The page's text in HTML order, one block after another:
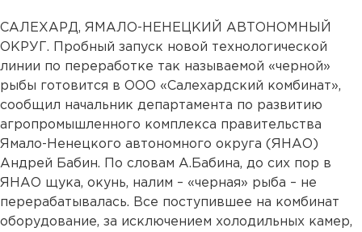
САЛЕХАРД, ЯМАЛО-НЕНЕЦКИЙ АВТОНОМНЫЙ
ОКРУГ. Пробный запуск новой технологической
линии по переработке так называемой «черной»
рыбы готовится в ООО «Салехардский комбинат»,
сообщил начальник департамента по развитию
агропромышленного комплекса правительства
Ямало-Ненецкого автономного округа (ЯНАО)
Андрей Бабин. По словам А.Бабина, до сих пор в
ЯНАО щука, окунь, налим – «черная» рыба – не
перерабатывалась. Все поступившее на комбинат
оборудование, за исключением холодильных камер,